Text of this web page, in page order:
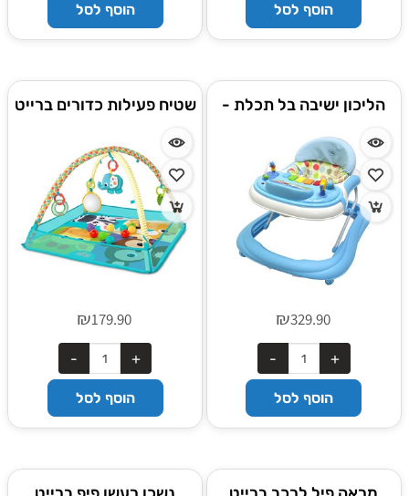
הוסף לסל הוסף לסל
הליכון ישיבה בל תכלת -
₪329.90
הוסף לסל
שטיח פעילות כדורים ברייט
₪179.90
הוסף לסל